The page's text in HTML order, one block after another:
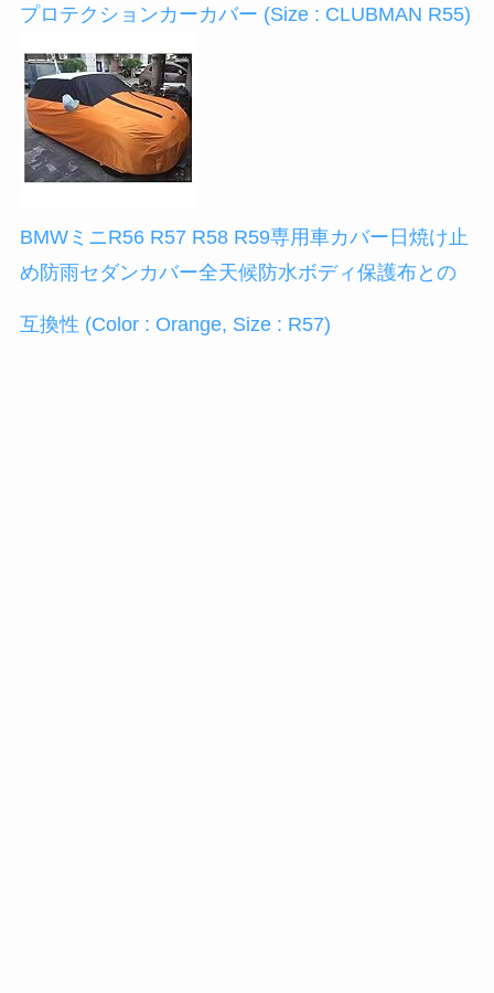
プロテクションカーカバー (Size : CLUBMAN R55)
BMWミニR56 R57 R58 R59専用車カバー日焼け止
め防雨セダンカバー全天候防水ボディ保護布との
互換性 (Color : Orange, Size : R57)